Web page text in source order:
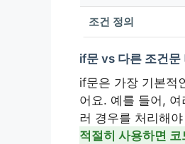
조건 정의
if문 vs 다른 조건문
if문은 가장 기본적
어요. 예를 들어,
러 경우를 처리해
적절히 사용하면